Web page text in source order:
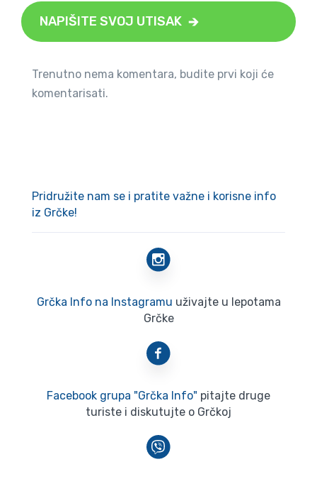
NAPIŠITE SVOJ UTISAK
Trenutno nema komentara, budite prvi koji će
komentarisati.
Pridružite nam se i pratite važne i korisne info
iz Grčke!
Grčka Info na Instagramu uživajte u lepotama
Grčke
Facebook grupa "Grčka Info" pitajte druge
turiste i diskutujte o Grčkoj